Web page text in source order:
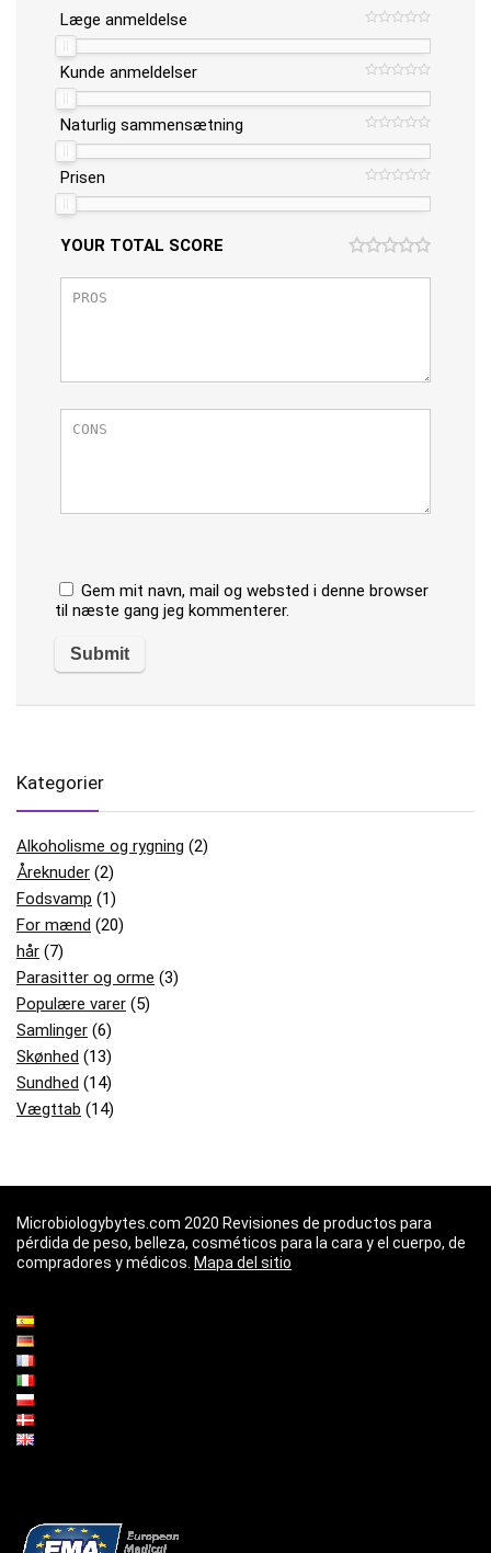
Læge anmeldelse
Kunde anmeldelser
Naturlig sammensætning
Prisen
YOUR TOTAL SCORE
Gem mit navn, mail og websted i denne browser
til næste gang jeg kommenterer.
Kategorier
Alkoholisme og rygning (2)
Åreknuder (2)
Fodsvamp (1)
For mænd (20)
hår (7)
Parasitter og orme (3)
Populære varer (5)
Samlinger (6)
Skønhed (13)
Sundhed (14)
Vægttab (14)
Microbiologybytes.com 2020 Revisiones de productos para
pérdida de peso, belleza, cosméticos para la cara y el cuerpo, de
compradores y médicos. Mapa del sitio